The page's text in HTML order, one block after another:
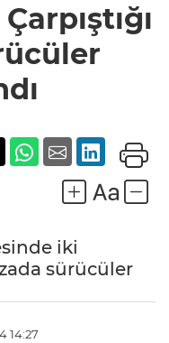
iki
sürücüler
14:27